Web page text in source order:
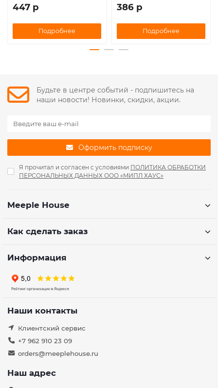
447 р
Подробнее
386 р
Подробнее
Будьте в центре событий - подпишитесь на
наши новости! Новинки, скидки, акции.
Оформить подписку
Я прочитал и согласен с условиями ПОЛИТИКА ОБРАБОТКИ
ПЕРСОНАЛЬНЫХ ДАННЫХ ООО «МИПЛ ХАУС»
Meeple House
Как сделать заказ
Информация
Наши контакты
Клиентский сервис
+7 962 910 23 09
orders@meeplehouse.ru
Наш адрес